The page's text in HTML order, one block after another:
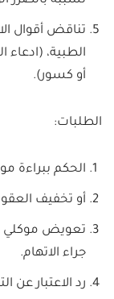
تناقض أقوال
الطبية،
أو كسور).
الطلبات:
الحكم ببراءة
أو تخفيف
تعويض موكلي
جراء الاتهام.
رد الاعتبار عن